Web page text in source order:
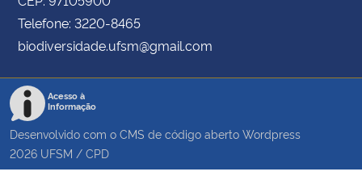
Telefone: 3220-8465
biodiversidade.ufsm@gmail.com
Acesso à
Informação
Desenvolvido com o CMS de código aberto Wordpress
2026 UFSM / CPD